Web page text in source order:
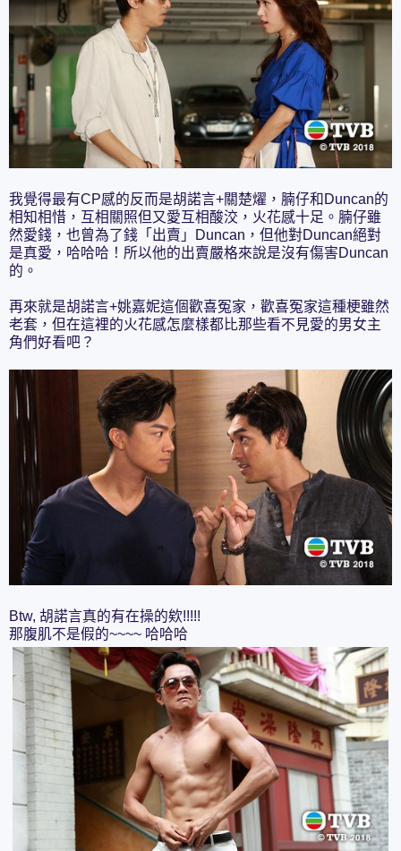
我覺得最有CP感的反而是胡諾言+關楚燿，腩仔和Duncan的
相知相惜，互相關照但又愛互相酸洨，火花感十足。腩仔雖
然愛錢，也曾為了錢「出賣」Duncan，但他對Duncan絕對
是真愛，哈哈哈！所以他的出賣嚴格來說是沒有傷害Duncan
的。
再來就是胡諾言+姚嘉妮這個歡喜冤家，歡喜冤家這種梗雖然
老套，但在這裡的火花感怎麼樣都比那些看不見愛的男女主
角們好看吧？
Btw, 胡諾言真的有在操的欸!!!!!
那腹肌不是假的~~~~ 哈哈哈